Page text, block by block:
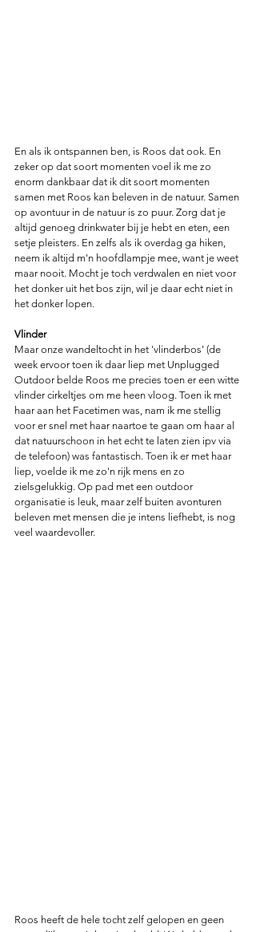
En als ik ontspannen ben, is Roos dat ook. En
zeker op dat soort momenten voel ik me zo
enorm dankbaar dat ik dit soort momenten
samen met Roos kan beleven in de natuur. Samen
op avontuur in de natuur is zo puur. Zorg dat je
altijd genoeg drinkwater bij je hebt en eten, een
setje pleisters. En zelfs als ik overdag ga hiken,
neem ik altijd m'n hoofdlampje mee, want je weet
maar nooit. Mocht je toch verdwalen en niet voor
het donker uit het bos zijn, wil je daar echt niet in
het donker lopen.
Vlinder
Maar onze wandeltocht in het 'vlinderbos' (de
week ervoor toen ik daar liep met Unplugged
Outdoor belde Roos me precies toen er een witte
vlinder cirkeltjes om me heen vloog. Toen ik met
haar aan het Facetimen was, nam ik me stellig
voor er snel met haar naartoe te gaan om haar al
dat natuurschoon in het echt te laten zien ipv via
de telefoon) was fantastisch. Toen ik er met haar
liep, voelde ik me zo'n rijk mens en zo
zielsgelukkig. Op pad met een outdoor
organisatie is leuk, maar zelf buiten avonturen
beleven met mensen die je intens liefhebt, is nog
veel waardevoller.
Roos heeft de hele tocht zelf gelopen en geen